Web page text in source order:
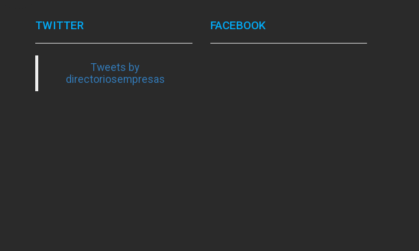
TWITTER
Tweets by
directoriosempresas
FACEBOOK